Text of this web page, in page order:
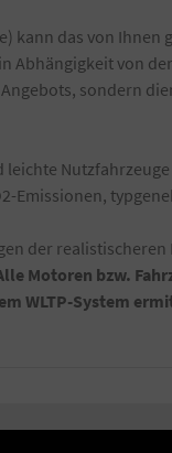
kann das von Ihnen
Abhängigkeit von
sondern
Emissionen,
der
Motoren bzw.
WLTP-System